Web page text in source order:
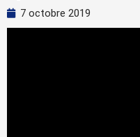
7 octobre 2019